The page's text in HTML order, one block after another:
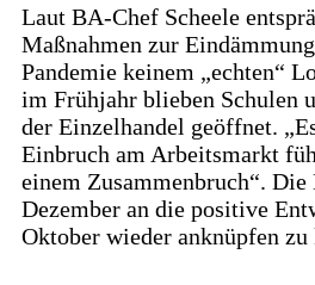
Laut BA-Chef Scheele
Maßnahmen zur
Pandemie keinem „echten“
im Frühjahr blieben Schulen
der Einzelhandel geöffnet.
Einbruch am Arbeitsmarkt
einem Zusammenbruch“.
Dezember an die positive
Oktober wieder anknüpfen zu